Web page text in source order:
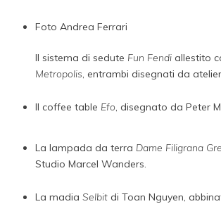
Foto Andrea Ferrari
Il sistema di sedute Fun Fendi allestito
Metropolis, entrambi disegnati da
Il coffee table Efo, disegnato da Peter
La lampada da terra Dame Filigrana
Studio Marcel Wanders.
La madia Selbit di Toan Nguyen,